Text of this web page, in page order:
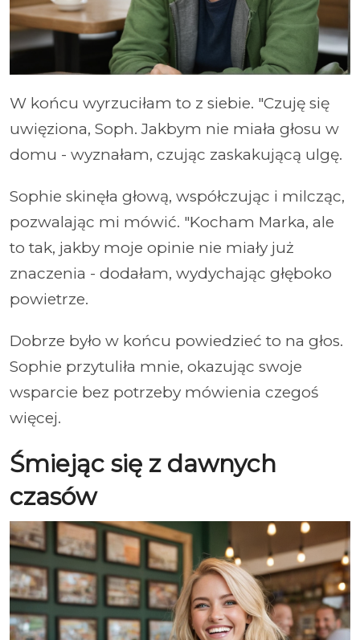
W końcu wyrzuciłam to z siebie. "Czuję się
uwięziona, Soph. Jakbym nie miała głosu w
domu - wyznałam, czując zaskakującą ulgę.
Sophie skinęła głową, współczując i milcząc,
pozwalając mi mówić. "Kocham Marka, ale
to tak, jakby moje opinie nie miały już
znaczenia - dodałam, wydychając głęboko
powietrze.
Dobrze było w końcu powiedzieć to na głos.
Sophie przytuliła mnie, okazując swoje
wsparcie bez potrzeby mówienia czegoś
więcej.
Śmiejąc się z dawnych
czasów